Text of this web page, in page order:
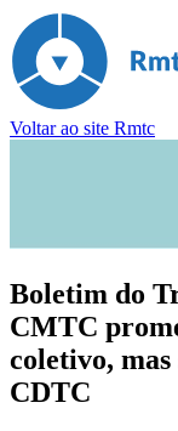
Voltar ao site Rmtc
Boletim do
CMTC
coletivo, mas
CDTC